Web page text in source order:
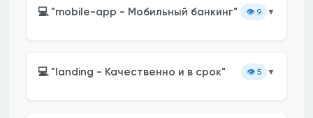
💻 "mobile-app - Мобильный банкинг" 👁️ 9 ▼
💻 "landing - Качественно и в срок" 👁️ 5 ▼